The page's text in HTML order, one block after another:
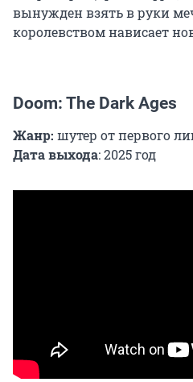
вынужден взять в руки
королевством нависает
Doom: The Dark Ages
Жанр: шутер от первого
Дата выхода: 2025 год